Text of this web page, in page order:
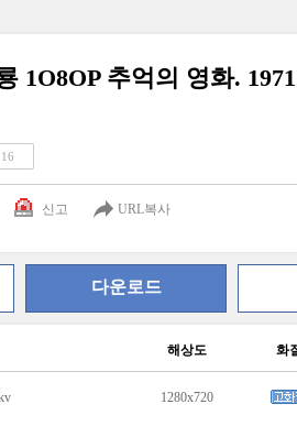
1O8OP 추억의 영화.
16
신고 URL복사
다운로드
해상도 화
1280x720